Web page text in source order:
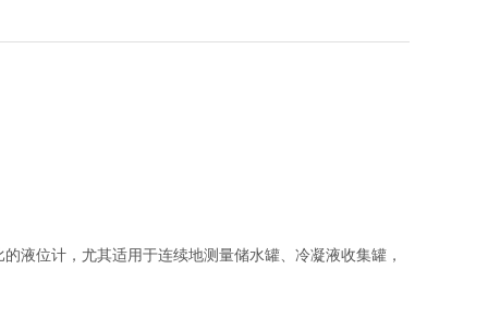
液位计，尤其适用于连续地测量储水罐、冷凝液收集罐，